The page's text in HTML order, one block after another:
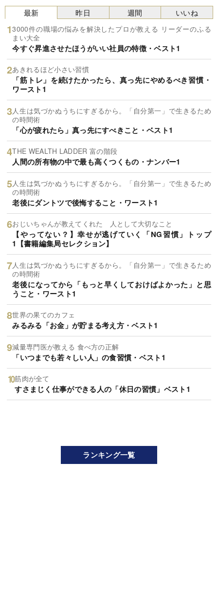
最新
3000件の職場の悩みを解決したプロが教える リーダーのふる
まい大全
今すぐ昇進させたほうがいい社員の特徴・ベスト1
あきれるほど小さい習慣
「筋トレ」を続けたかったら、真っ先にやめるべき習慣・
ワースト1
人生は気づかぬうちにすぎるから。「自分第一」で生きるため
の時間術
「心が疲れたら」真っ先にすべきこと・ベスト1
THE WEALTH LADDER 富の階段
人間の所有物の中で最も高くつくもの・ナンバー1
人生は気づかぬうちにすぎるから。「自分第一」で生きるため
の時間術
老後にダントツで後悔すること・ワースト1
おじいちゃんが教えてくれた 人として大切なこと
【やってない？】幸せが逃げていく「NG習慣」トップ
1【書籍編集局セレクション】
人生は気づかぬうちにすぎるから。「自分第一」で生きるため
の時間術
老後になってから「もっと早くしておけばよかった」と思
うこと・ワースト1
世界の果てのカフェ
みるみる「お金」が貯まる考え方・ベスト1
減量専門医が教える 食べ方の正解
「いつまでも若々しい人」の食習慣・ベスト1
筋肉が全て
すさまじく仕事ができる人の「休日の習慣」ベスト1
昨日 週間 いいね
ランキング一覧